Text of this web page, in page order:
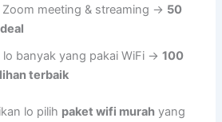
Zoom meeting & streaming → 50
lo banyak yang pakai WiFi →100
terbaik
lo pilih paket wifi murah yang